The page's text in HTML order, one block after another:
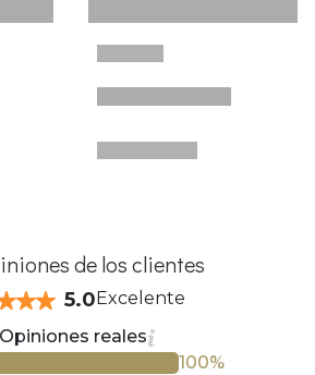
de los clientes
5.0 Excelente
Opiniones reales
100%